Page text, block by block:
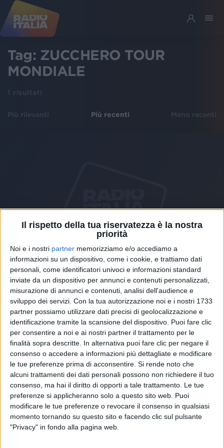
Il rispetto della tua riservatezza è la nostra
priorità
Noi e i nostri partner memorizziamo e/o accediamo a
informazioni su un dispositivo, come i cookie, e trattiamo dati
personali, come identificatori univoci e informazioni standard
inviate da un dispositivo per annunci e contenuti personalizzati,
misurazione di annunci e contenuti, analisi dell'audience e
sviluppo dei servizi. Con la tua autorizzazione noi e i nostri 1733
partner possiamo utilizzare dati precisi di geolocalizzazione e
identificazione tramite la scansione del dispositivo. Puoi fare clic
per consentire a noi e ai nostri partner il trattamento per le
finalità sopra descritte. In alternativa puoi fare clic per negare il
consenso o accedere a informazioni più dettagliate e modificare
le tue preferenze prima di acconsentire. Si rende noto che
alcuni trattamenti dei dati personali possono non richiedere il tuo
consenso, ma hai il diritto di opporti a tale trattamento. Le tue
preferenze si applicheranno solo a questo sito web. Puoi
modificare le tue preferenze o revocare il consenso in qualsiasi
momento tornando su questo sito e facendo clic sul pulsante
"Privacy" in fondo alla pagina web.
Tag: ZUCCHERO TOUR
MONDIALE
1 risultati
Più rilevanti Più recenti Meno recenti
NEWS 17 mar 2020
Zucchero: rimandata la partenza del tour
mondiale
Slittano i live in Nuova Zelanda, Australia, Messico,
USA e Canada
Chi siamo